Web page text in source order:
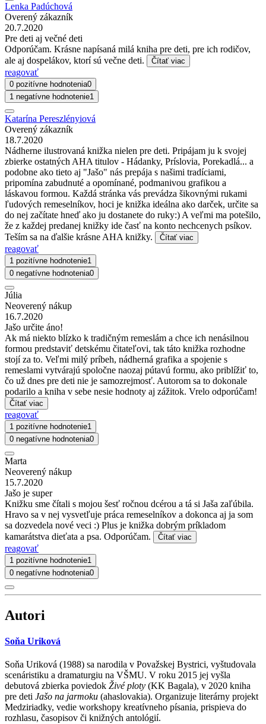
Lenka Padúchová
Overený zákazník
20.7.2020
Pre deti aj večné deti
Odporúčam. Krásne napísaná milá kniha pre deti, pre ich rodičov,
ale aj dospelákov, ktorí sú večne deti.
Čítať viac
reagovať
0 pozitívne hodnotenia0
1 negatívne hodnotenie1
Katarína Pereszlényiová
Overený zákazník
18.7.2020
Nádherne ilustrovaná knižka nielen pre deti. Pripájam ju k svojej
zbierke ostatných AHA titulov - Hádanky, Príslovia, Porekadlá... a
podobne ako tieto aj "Jašo" nás prepája s našimi tradíciami,
pripomína zabudnuté a opomínané, podmanivou grafikou a
láskavou formou. Každá stránka vás prevádza šikovnými rukami
ľudových remeselníkov, hoci je knižka ideálna ako darček, určite sa
do nej začítate hneď ako ju dostanete do ruky:) A veľmi ma potešilo,
že z každej predanej knižky ide časť na konto nechcenych psíkov.
Teším sa na ďalšie krásne AHA knižky.
Čítať viac
reagovať
1 pozitívne hodnotenie1
0 negatívne hodnotenia0
Júlia
Neoverený nákup
16.7.2020
Jašo určite áno!
Ak má niekto blízko k tradičným remeslám a chce ich nenásilnou
formou predstaviť detskému čitateľovi, tak táto knižka rozhodne
stojí za to. Veľmi milý príbeh, nádherná grafika a spojenie s
remeslami vytvárajú spoločne naozaj pútavú formu, ako priblížiť to,
čo už dnes pre deti nie je samozrejmosť. Autorom sa to dokonale
podarilo a kniha v sebe nesie hodnoty aj zážitok. Vrelo odporúčam!
Čítať viac
reagovať
1 pozitívne hodnotenie1
0 negatívne hodnotenia0
Marta
Neoverený nákup
15.7.2020
Jašo je super
Knižku sme čítali s mojou šesť ročnou dcérou a tá si Jaša zaľúbila.
Hravo sa v nej vysvetľuje práca remeselníkov a dokonca aj ja som
sa dozvedela nové veci :) Plus je knižka dobrým príkladom
kamarátstva dieťata a psa. Odporúčam.
Čítať viac
reagovať
1 pozitívne hodnotenie1
0 negatívne hodnotenia0
Autori
Soňa Uriková
Soňa Uriková (1988) sa narodila v Považskej Bystrici, vyštudovala
scenáristiku a dramaturgiu na VŠMU. V roku 2015 jej vyšla
debutová zbierka poviedok Živé ploty (KK Bagala), v 2020 kniha
pre deti Jašo na jarmoku (ahaslovakia). Organizuje literárny projekt
Medziriadky, vedie workshopy kreatívneho písania, prispieva do
rozhlasu, časopisov či knižných antológií.